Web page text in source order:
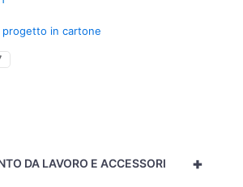
+
DA LAVORO E ACCESSORI
progetto in cartone